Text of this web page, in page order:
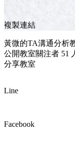
複製連結
黃微的TA溝通分析
公開教室關注者 51
分享教室
Line
Facebook